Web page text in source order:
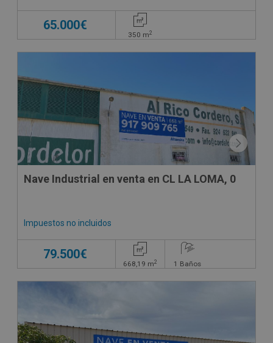
65.000€
350 m2
Nave Industrial en venta en CL LA LOMA, 0
Impuestos no incluidos
79.500€
668,19 m2 1 Baños